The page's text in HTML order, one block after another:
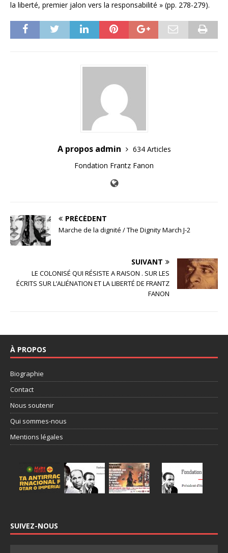
la liberté, premier jalon vers la responsabilité » (pp. 278-279).
A propos admin
634 Articles
Fondation Frantz Fanon
PRÉCÉDENT
Marche de la dignité / The Dignity March J-2
SUIVANT
LE COLONISÉ QUI RÉSISTE A RAISON . SUR LES
ÉCRITS SUR L’ALIÉNATION ET LA LIBERTÉ DE FRANTZ
FANON
À PROPOS
Biographie
Contact
Nous soutenir
Qui sommes-nous
Mentions légales
SUIVEZ-NOUS